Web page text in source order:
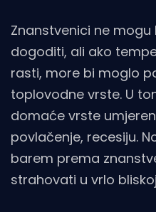
Znanstvenici ne
dogoditi, ali ako
rasti, more bi moglo
toplovodne vrste. U
domaće vrste
povlačenje, recesiju.
barem prema
strahovati u vrlo